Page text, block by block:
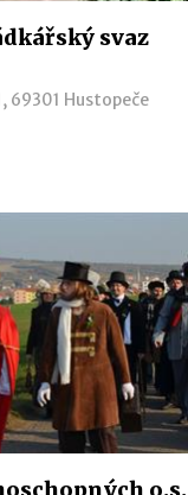
svaz
69301 Hustopeče